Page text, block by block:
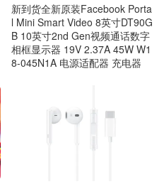
新到货全新原装Facebook Porta
l Mini Smart Video 8英寸DT90G
B 10英寸2nd Gen视频通话数字
相框显示器 19V 2.37A 45W W1
8-045N1A 电源适配器 充电器